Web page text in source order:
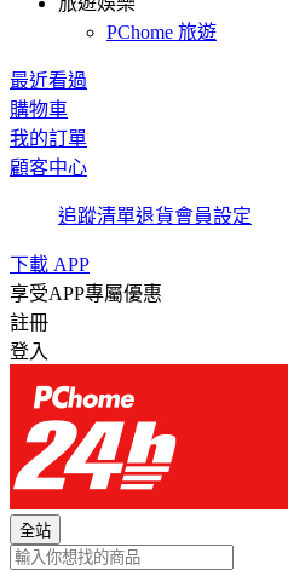
PChome 旅遊
最近看過
購物車
我的訂單
顧客中心
追蹤清單退貨會員設定
下載 APP
享受APP專屬優惠
註冊
登入
全站